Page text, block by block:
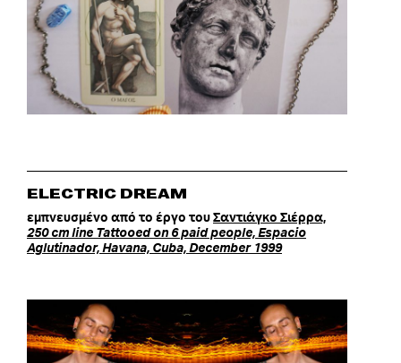
ELECTRIC DREAM
εμπνευσμένο από το έργο τουΣαντιάγκο Σιέρρα,
250 cm line Tattooed on 6 paid people, Espacio
Aglutinador, Havana, Cuba, December 1999